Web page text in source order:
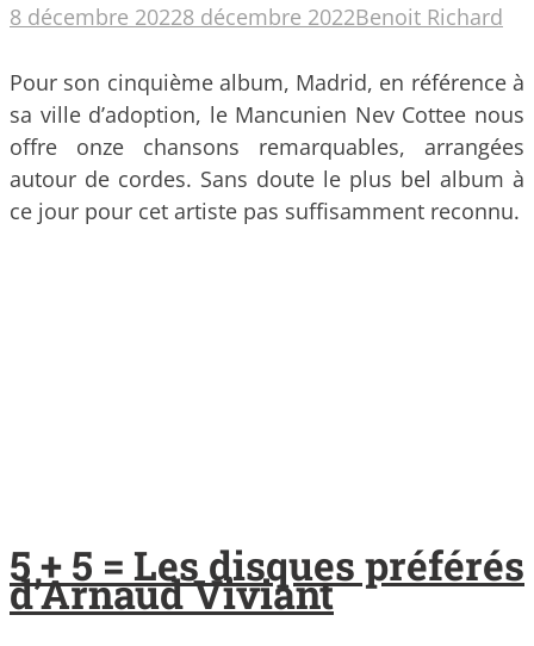
8 décembre 20228 décembre 2022Benoit Richard
Pour son cinquième album, Madrid, en référence à
sa ville d’adoption, le Mancunien Nev Cottee nous
offre onze chansons remarquables, arrangées
autour de cordes. Sans doute le plus bel album à
ce jour pour cet artiste pas suffisamment reconnu.
5 + 5 = Les disques préférés
d’Arnaud Viviant